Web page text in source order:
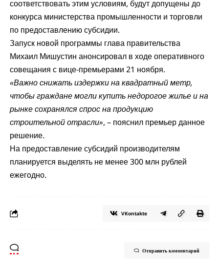
соответствовать этим условиям, будут допущены до
конкурса министерства промышленности и торговли
по предоставлению субсидии.
Запуск новой программы глава правительства
Михаил Мишустин анонсировал в ходе оперативного
совещания с вице-премьерами 21 ноября.
«Важно снижать издержки на квадратный метр,
чтобы граждане могли купить недорогое жилье и на
рынке сохранялся спрос на продукцию
строительной отрасли», – пояснил премьер данное
решение.
На предоставление субсидий производителям
планируется выделять не менее 300 млн рублей
ежегодно.
VKontakte
Отправить комментарий